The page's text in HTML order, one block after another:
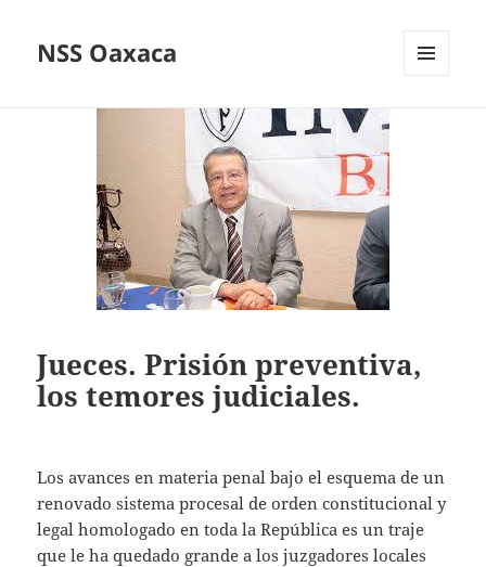
NSS Oaxaca
Jueces. Prisión preventiva,
los temores judiciales.
Los avances en materia penal bajo el esquema de un
renovado sistema procesal de orden constitucional y
legal homologado en toda la República es un traje
que le ha quedado grande a los juzgadores locales